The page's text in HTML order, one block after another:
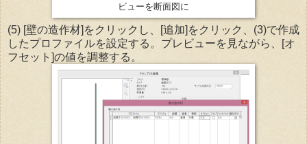
ビューを断面図に
(5) [壁の造作材]をクリックし、[追加]をクリック、(3)で作成
したプロファイルを設定する。プレビューを見ながら、[オ
フセット]の値を調整する。